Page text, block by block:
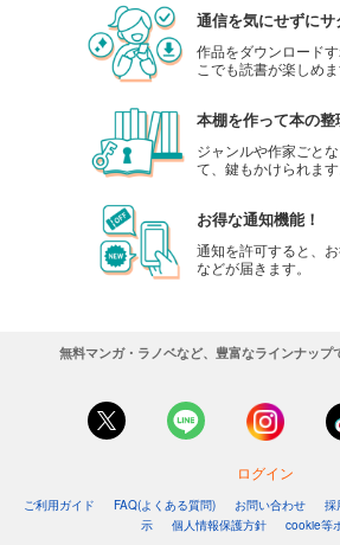
通信を気にせずにサ
作品をダウンロード
こでも読書が楽しめま
本棚を作って本の整
ジャンルや作家ごと
て、鍵もかけられます
お得な通知機能！
通知を許可すると、
などが届きます。
無料マンガ・ラノベなど、豊富なラインナップ
ログイン
ご利用ガイド FAQ(よくある質問) お問い合わせ 採
示
個人情報保護方針
cookie等